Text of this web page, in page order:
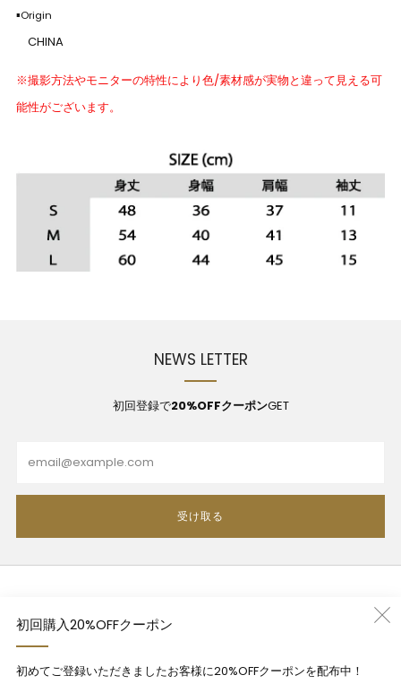
初回購入20%OFFクーポン
初めてご登録いただきましたお客様に20%OFFクーポンを配布中！
▪Origin
CHINA
※撮影方法やモニターの特性により色/素材感が実物と違って見える可
能性がございます。
NEWS LETTER
初回登録で20%OFFクーポンGET
受け取る
プライバシーポリシー
特定商法取引法に基づく表記